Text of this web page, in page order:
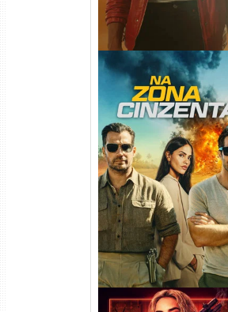
Na Zona Cinzenta
(2026) WEB-DL
Dual Áudio